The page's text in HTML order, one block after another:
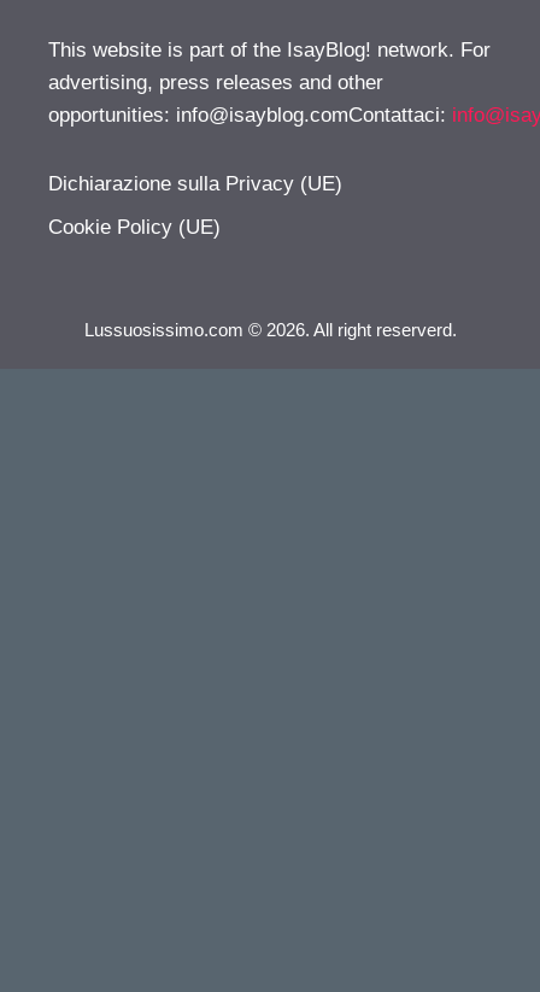
This website is part of the IsayBlog! network. For
advertising, press releases and other
opportunities: info@isayblog.comContattaci:
Dichiarazione sulla Privacy (UE)
Cookie Policy (UE)
Lussuosissimo.com © 2026. All right reserverd.